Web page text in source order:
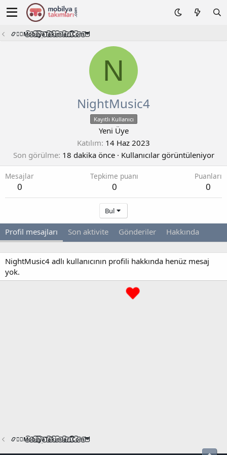
📿🧙‍♂️M͜͡o͜͡b͜͡i͜͡l͜͡y͜͡a͜͡T͜͡a͜͡k͜͡i͜͡m͜͡l͜͡a͜͡r͜͡i͜͡.͜͡C͜͡o͜͡m͜͡🦉
N
NightMusic4
Kayıtlı Kullanıcı
Yeni Üye
Katılım 14 Haz 2023
Son görülme 18 dakika önce · Kullanıcılar görüntüleniyor
Mesajlar
0
Tepkime puanı
0
Puanları
0
Bul
Profil mesajları Son aktivite Gönderiler Hakkında
NightMusic4 adlı kullanıcının profili hakkında henüz mesaj
yok.
📿🧙‍♂️M͜͡o͜͡b͜͡i͜͡l͜͡y͜͡a͜͡T͜͡a͜͡k͜͡i͜͡m͜͡l͜͡a͜͡r͜͡i͜͡.͜͡C͜͡o͜͡m͜͡🦉